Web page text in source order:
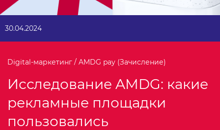
30.04.2024
Digital-маркетинг / AMDG pay (Зачисление)
Исследование AMDG: какие
рекламные площадки
пользовались